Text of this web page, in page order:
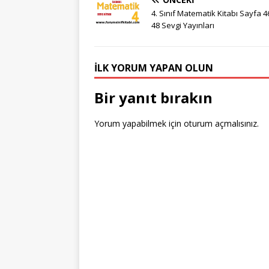
g
g
r
te
st
c
e
o
o
k
it
te
k
e
n
m
4. Sınıf Matematik Kitabı Sayfa
48 Sevgi Yayınları
İLK YORUM YAPAN OLUN
Bir yanıt bırakın
Yorum yapabilmek için oturum açmalısınız.